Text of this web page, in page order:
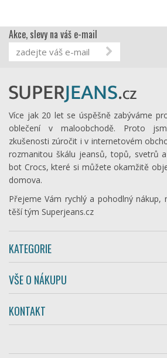
Akce, slevy na váš e-mail
Více jak 20 let se úspěšně zabýváme
oblečení v maloobchodě. Proto
zkušenosti zúročit i v internetovém
rozmanitou škálu jeansů, topů, svetrů
bot Crocs, které si můžete okamžitě
domova.
Přejeme Vám rychlý a pohodlný nákup,
těší tým Superjeans.cz
KATEGORIE
VŠE O NÁKUPU
KONTAKT